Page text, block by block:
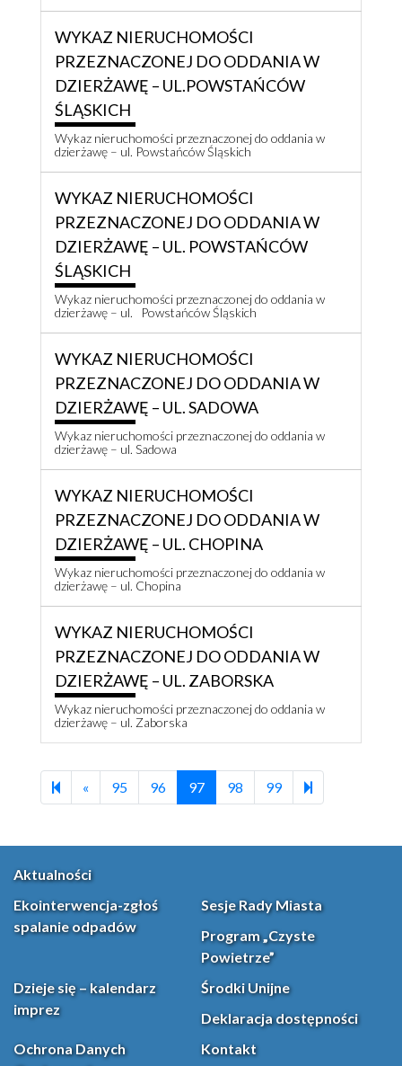
WYKAZ NIERUCHOMOŚCI
PRZEZNACZONEJ DO ODDANIA W
DZIERŻAWĘ – UL.POWSTAŃCÓW
ŚLĄSKICH
Wykaz nieruchomości przeznaczonej do oddania w
dzierżawę – ul. Powstańców Śląskich
WYKAZ NIERUCHOMOŚCI
PRZEZNACZONEJ DO ODDANIA W
DZIERŻAWĘ – UL. POWSTAŃCÓW
ŚLĄSKICH
Wykaz nieruchomości przeznaczonej do oddania w
dzierżawę – ul. Powstańców Śląskich
WYKAZ NIERUCHOMOŚCI
PRZEZNACZONEJ DO ODDANIA W
DZIERŻAWĘ – UL. SADOWA
Wykaz nieruchomości przeznaczonej do oddania w
dzierżawę – ul. Sadowa
WYKAZ NIERUCHOMOŚCI
PRZEZNACZONEJ DO ODDANIA W
DZIERŻAWĘ – UL. CHOPINA
Wykaz nieruchomości przeznaczonej do oddania w
dzierżawę – ul. Chopina
WYKAZ NIERUCHOMOŚCI
PRZEZNACZONEJ DO ODDANIA W
DZIERŻAWĘ – UL. ZABORSKA
Wykaz nieruchomości przeznaczonej do oddania w
dzierżawę – ul. Zaborska
« Previous page
95 96 97 98 99 132
Aktualności
Ekointerwencja-zgłoś
spalanie odpadów
Sesje Rady Miasta
Program „Czyste
Powietrze”
Dzieje się – kalendarz
imprez
Środki Unijne
Deklaracja dostępności
Ochrona Danych
Kontakt